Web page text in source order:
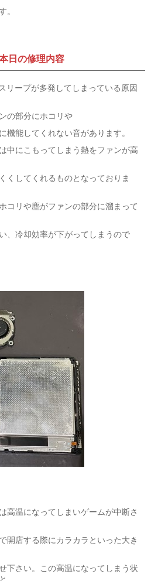
。
日の修理内容
リープが多発してしまっている原因
の部分にホコリや
機能してくれない音があります。
中にこもってしまう熱をファンが高
くしてくれるものとなっておりま
コリや塵がファンの部分に溜まって
、冷却効率が下がってしまうので
高温になってしまいゲームが中断さ
開店する際にカラカラといった大き
下さい。この高温になってしまう状